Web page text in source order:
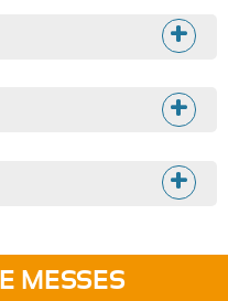
MESSES